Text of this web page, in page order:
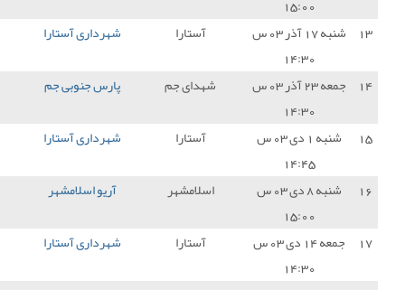
آستارا شهرداری آستارا 3 - 3 نفت مسجد سلیمان
جم پارس جنوبی جم 4 - 0 شهرداری آستارا
آستارا شهرداری آستارا 0 - 3 نفت و گاز گچساران
آریو اسلامشهر 2 - 0 شهرداری آستارا
آستارا شهرداری آستارا 0 - 2 شهر راز شیراز